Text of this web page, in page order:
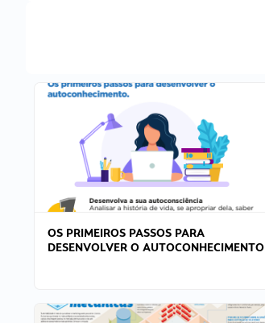
OS PRIMEIROS PASSOS PARA
DESENVOLVER O AUTOCONHECIMENTO